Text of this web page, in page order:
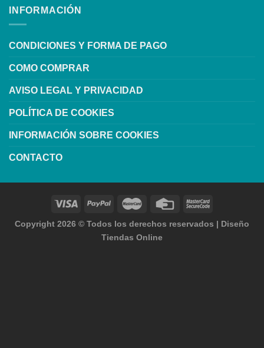
INFORMACIÓN
CONDICIONES Y FORMA DE PAGO
COMO COMPRAR
AVISO LEGAL Y PRIVACIDAD
POLÍTICA DE COOKIES
INFORMACIÓN SOBRE COOKIES
CONTACTO
Copyright 2026 © Todos los derechos reservados | Diseño
Tiendas Online